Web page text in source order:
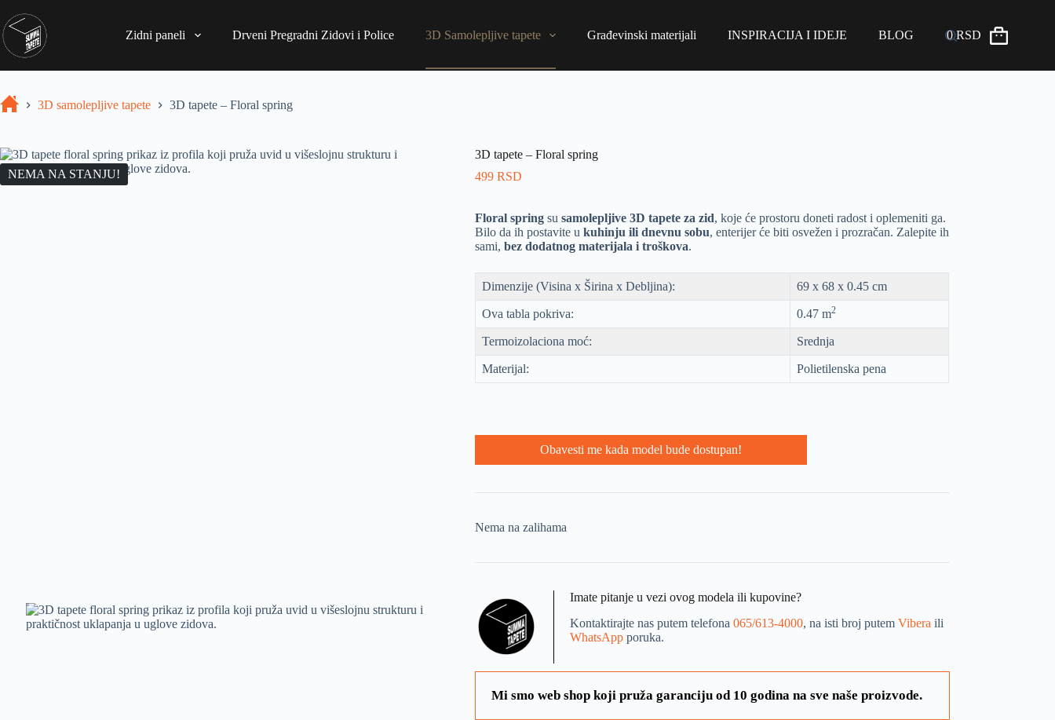
Zidni paneli Drveni Pregradni Zidovi i Police 3D Samolepljive tapete Građevinski materijali INSPIRACIJA I IDEJE BLOG 0RSD
3D samolepljive tapete 3D tapete – Floral spring
NEMA NA STANJU!
3D tapete – Floral spring
499 RSD
Floral springsu samolepljive 3D tapete za zid, koje će prostoru doneti radost i oplemeniti ga.
Bilo da ih postavite u kuhinju ili dnevnu sobu, enterijer će biti osvežen i prozračan. Zalepite ih
sami, bez dodatnog materijala i troškova.
Dimenzije (Visina x Širina x Debljina): 69 x 68 x 0.45 cm
Ova tabla pokriva: 0.47 m2
Termoizolaciona moć: Srednja
Materijal: Polietilenska pena
Obavesti me kada model bude dostupan!
Nema na zalihama
Imate pitanje u vezi ovog modela ili kupovine?
Kontaktirajte nas putem telefona 065/613-4000, na isti broj putem Vibera ili
WhatsApp poruka.
Mi smo web shop koji pruža garanciju od 10 godina na sve naše proizvode.